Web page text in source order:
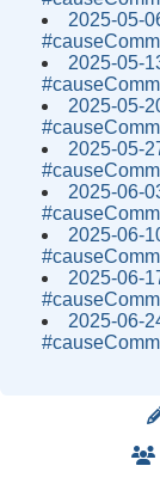
2025-05-
2025-05-
2025-05-
2025-05-
2025-06-
2025-06-
2025-06-
2025-06-